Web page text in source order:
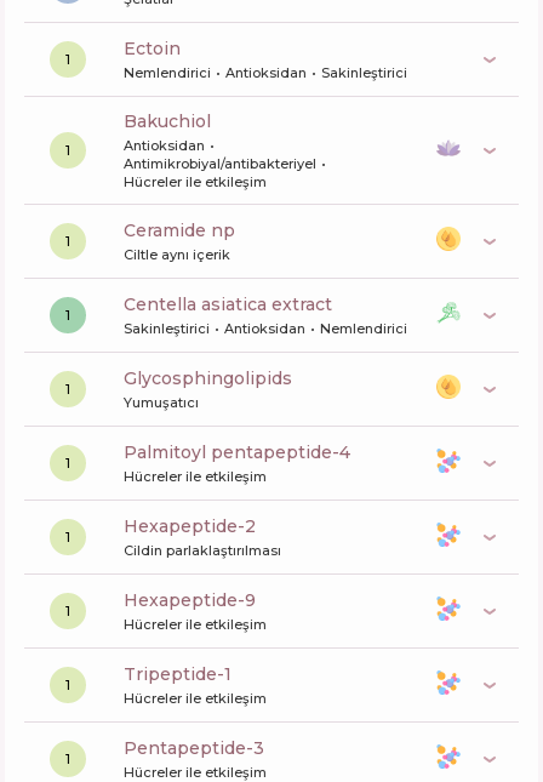
1 ectoin
Nemlendirici Antioksidan Sakinleştirici
1
bakuchiol
Antioksidan
Antimikrobiyal/antibakteriyel
Hücreler ile etkileşim
1 ceramide np
Ciltle aynı içerik
1 centella asiatica extract
Sakinleştirici Antioksidan Nemlendirici
1 glycosphingolipids
Yumuşatıcı
1 palmitoyl pentapeptide-4
Hücreler ile etkileşim
1 hexapeptide-2
Cildin parlaklaştırılması
1 hexapeptide-9
Hücreler ile etkileşim
1 tripeptide-1
Hücreler ile etkileşim
1 pentapeptide-3
Hücreler ile etkileşim